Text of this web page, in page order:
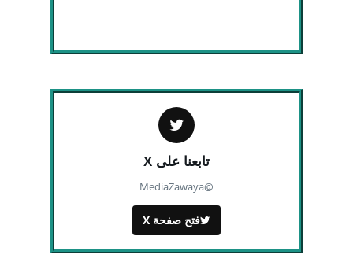
تابعنا على X
@MediaZawaya
فتح صفحة X